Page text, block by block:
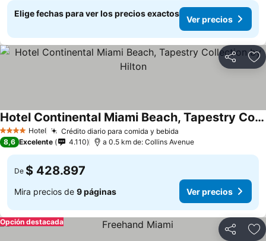
Elige fechas para ver los precios exactos
Ver precios
Compartir
4 EstrellasHotel Crédito diario para comida y bebida
Hotel Continental Miami Beach, Tapestry Collection by Hilton
8,6 Excelente 4.110 a 0.5 km de: Collins Avenue
De $ 428.897
Mira precios de 9 páginas Ver precios
Compartir
Opción destacada